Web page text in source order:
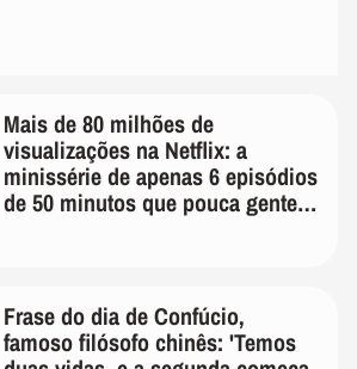
Mais de 80 milhões de
visualizações na Netflix: a
minissérie de apenas 6 episódios
de 50 minutos que pouca gente
Frase do dia de Confúcio,
famoso filósofo chinês: 'Temos